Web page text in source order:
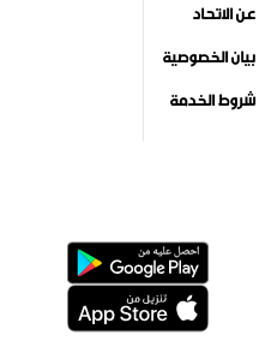
عن الاتحاد
بيان الخصوصية
شروط الخدمة